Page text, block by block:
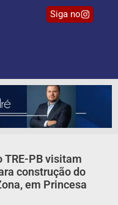
Siga no
TRE-PB visitam
construção do
em Princesa